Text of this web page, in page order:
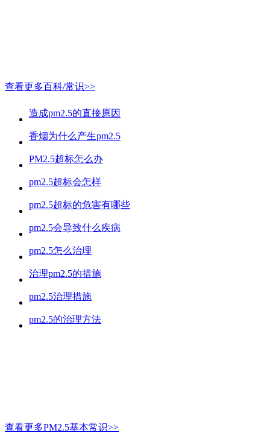
查看更多百科/常识>>
造成pm2.5的直接原因
香烟为什么产生pm2.5
PM2.5超标怎么办
pm2.5超标会怎样
pm2.5超标的危害有哪些
pm2.5会导致什么疾病
pm2.5怎么治理
治理pm2.5的措施
pm2.5治理措施
pm2.5的治理方法
查看更多PM2.5基本常识>>